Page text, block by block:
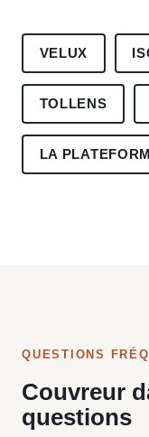
VELUX
TOLLENS
LA
QUESTIONS
Couvreur
questions